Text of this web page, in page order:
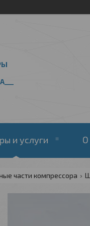
и услуги О
части компрессора